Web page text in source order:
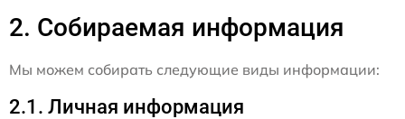
2. Собираемая информация
Мы можем собирать следующие виды информации:
2.1. Личная информация